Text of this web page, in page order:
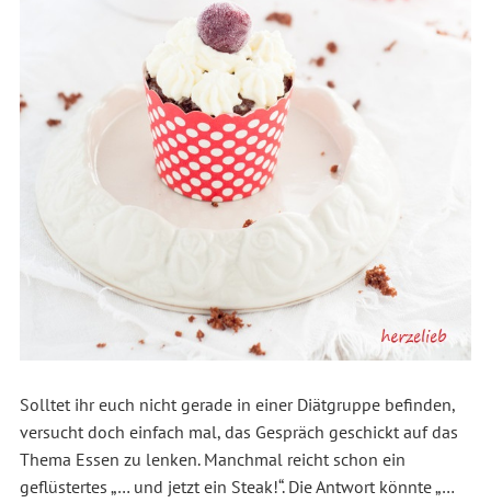
Solltet ihr euch nicht gerade in einer Diätgruppe befinden,
versucht doch einfach mal, das Gespräch geschickt auf das
Thema Essen zu lenken. Manchmal reicht schon ein
geflüstertes „… und jetzt ein Steak!“. Die Antwort könnte „…